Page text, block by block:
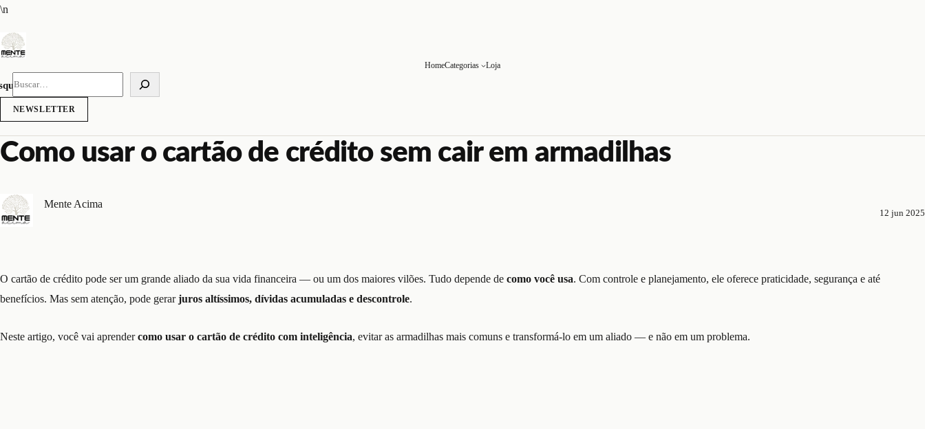
\n
o
HomeCategorias Loja
NEWSLETTER
Como usar o cartão de crédito sem cair em armadilhas
Mente Acima
12 jun 2025
O cartão de crédito pode ser um grande aliado da sua vida financeira — ou um dos maiores vilões. Tudo depende de como você usa. Com controle e planejamento, ele oferece praticidade, segurança e até
benefícios. Mas sem atenção, pode gerarjuros altíssimos, dívidas acumuladas e descontrole.
Neste artigo, você vai aprendercomo usar o cartão de crédito com inteligência, evitar as armadilhas mais comuns e transformá-lo em um aliado — e não em um problema.